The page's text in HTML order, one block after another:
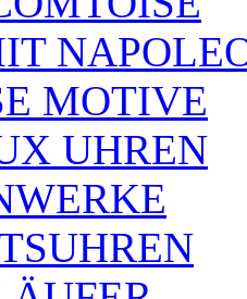
MOTIVE
UHREN